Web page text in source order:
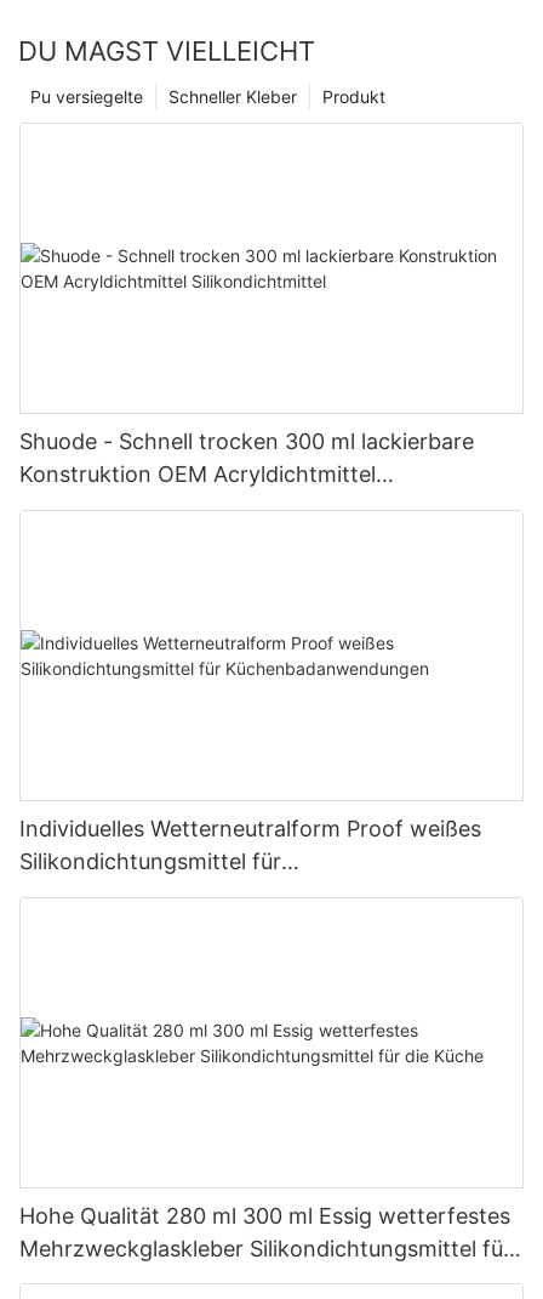
DU MAGST VIELLEICHT
Produkt
Schneller Kleber
Pu versiegelte
Shuode - Schnell trocken 300 ml lackierbare
Konstruktion OEM Acryldichtmittel
Silikondichtmittel
Individuelles Wetterneutralform Proof weißes
Silikondichtungsmittel für
Küchenbadanwendungen
Hohe Qualität 280 ml 300 ml Essig wetterfestes
Mehrzweckglaskleber Silikondichtungsmittel für
die Küche